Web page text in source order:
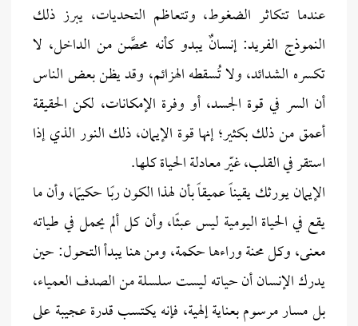
عندما تتكاثر الضغوط، وتتعاظم التحديات، يبرز ذلك
النموذج الفريد: إنسانٌ يبدو كأنه محصَّن من الداخل، لا
تكسره الشدائد، ولا تُسقطه الهزائم، وقد يظن بعض الناس
أن السر في قوة الجسد، أو وفرة الإمكانات، لكن الحقيقة
أعمق من ذلك بكثير؛ إنها قوة الإيمان، ذلك النور الذي إذا
استقر في القلب، غيّر معادلة الحياة كلها.
الإيمان يورثك يقيناً عميقاً بأن لهذا الكون ربًا حكيمًا، وأن ما
يقع في الحياة اليومية ليس عبثًا، وأن كل ألم يحمل في طياته
معنى، وكل محنة وراءها حكمة، ومن هنا يبدأ التحول: حين
يدرك الإنسان أن حياته ليست سلسلة من الصدف العمياء،
بل مسار مرسوم بعناية إلهية، فإنه يكتسب قدرة عجيبة على